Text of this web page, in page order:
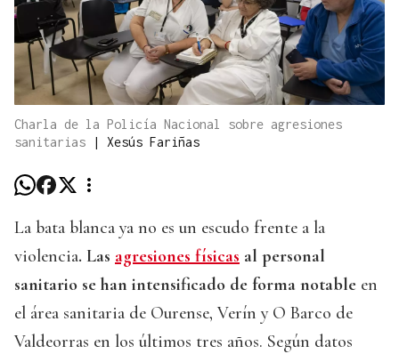
Charla de la Policía Nacional sobre agresiones
sanitarias
| Xesús Fariñas
La bata blanca ya no es un escudo frente a la
violencia. Las agresiones físicas al personal
sanitario se han intensificado de forma notable en
el área sanitaria de Ourense, Verín y O Barco de
Valdeorras en los últimos tres años. Según datos